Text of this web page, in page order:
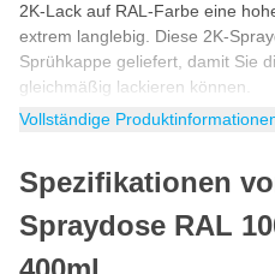
2K-Lack auf RAL-Farbe eine
extrem langlebig. Diese 2K-
Sprühkappe geliefert, damit Sie
gleichmäßig lackieren können.
RAL 1005 Honiggelb
einer Sprühdose? Dann ist
die perfekte Wahl für Sie. Durch
Komponenten-Lack extrem hart,
Vollständige
Spezifikationen
Spraydose RAL